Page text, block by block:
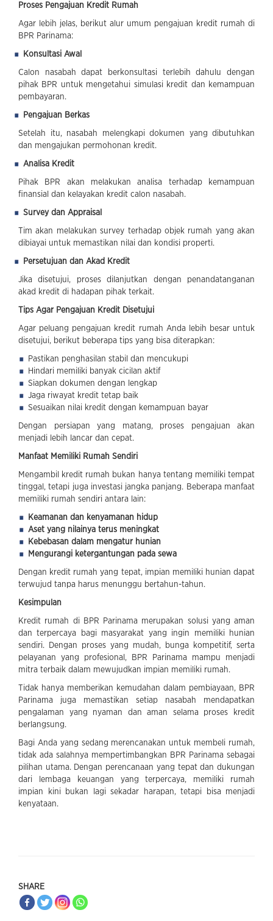
Proses Pengajuan Kredit Rumah
Agar lebih jelas, berikut alur umum pengajuan kredit rumah di
BPR Parinama:
Konsultasi Awal
Calon nasabah dapat berkonsultasi terlebih dahulu dengan
pihak BPR untuk mengetahui simulasi kredit dan kemampuan
pembayaran.
Pengajuan Berkas
Setelah itu, nasabah melengkapi dokumen yang dibutuhkan
dan mengajukan permohonan kredit.
Analisa Kredit
Pihak BPR akan melakukan analisa terhadap kemampuan
finansial dan kelayakan kredit calon nasabah.
Survey dan Appraisal
Tim akan melakukan survey terhadap objek rumah yang akan
dibiayai untuk memastikan nilai dan kondisi properti.
Persetujuan dan Akad Kredit
Jika disetujui, proses dilanjutkan dengan penandatanganan
akad kredit di hadapan pihak terkait.
Tips Agar Pengajuan Kredit Disetujui
Agar peluang pengajuan kredit rumah Anda lebih besar untuk
disetujui, berikut beberapa tips yang bisa diterapkan:
Pastikan penghasilan stabil dan mencukupi
Hindari memiliki banyak cicilan aktif
Siapkan dokumen dengan lengkap
Jaga riwayat kredit tetap baik
Sesuaikan nilai kredit dengan kemampuan bayar
Dengan persiapan yang matang, proses pengajuan akan
menjadi lebih lancar dan cepat.
Manfaat Memiliki Rumah Sendiri
Mengambil kredit rumah bukan hanya tentang memiliki tempat
tinggal, tetapi juga investasi jangka panjang. Beberapa manfaat
memiliki rumah sendiri antara lain:
Keamanan dan kenyamanan hidup
Aset yang nilainya terus meningkat
Kebebasan dalam mengatur hunian
Mengurangi ketergantungan pada sewa
Dengan kredit rumah yang tepat, impian memiliki hunian dapat
terwujud tanpa harus menunggu bertahun-tahun.
Kesimpulan
Kredit rumah di BPR Parinama merupakan solusi yang aman
dan terpercaya bagi masyarakat yang ingin memiliki hunian
sendiri. Dengan proses yang mudah, bunga kompetitif, serta
pelayanan yang profesional, BPR Parinama mampu menjadi
mitra terbaik dalam mewujudkan impian memiliki rumah.
Tidak hanya memberikan kemudahan dalam pembiayaan, BPR
Parinama juga memastikan setiap nasabah mendapatkan
pengalaman yang nyaman dan aman selama proses kredit
berlangsung.
Bagi Anda yang sedang merencanakan untuk membeli rumah,
tidak ada salahnya mempertimbangkan BPR Parinama sebagai
pilihan utama. Dengan perencanaan yang tepat dan dukungan
dari lembaga keuangan yang terpercaya, memiliki rumah
impian kini bukan lagi sekadar harapan, tetapi bisa menjadi
kenyataan.
SHARE